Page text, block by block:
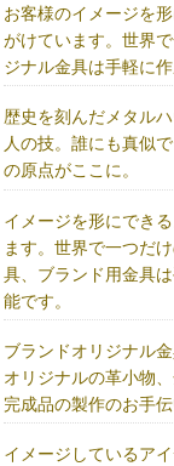
お客様のイメージを
がけています。世界
ジナル金具は手軽に
歴史を刻んだメタル
人の技。誰にも真似
の原点がここに。
イメージを形にでき
ます。世界で一つだ
具、ブランド用金具
能です。
ブランドオリジナル金
オリジナルの革小物
完成品の製作のお手伝
イメージしているア